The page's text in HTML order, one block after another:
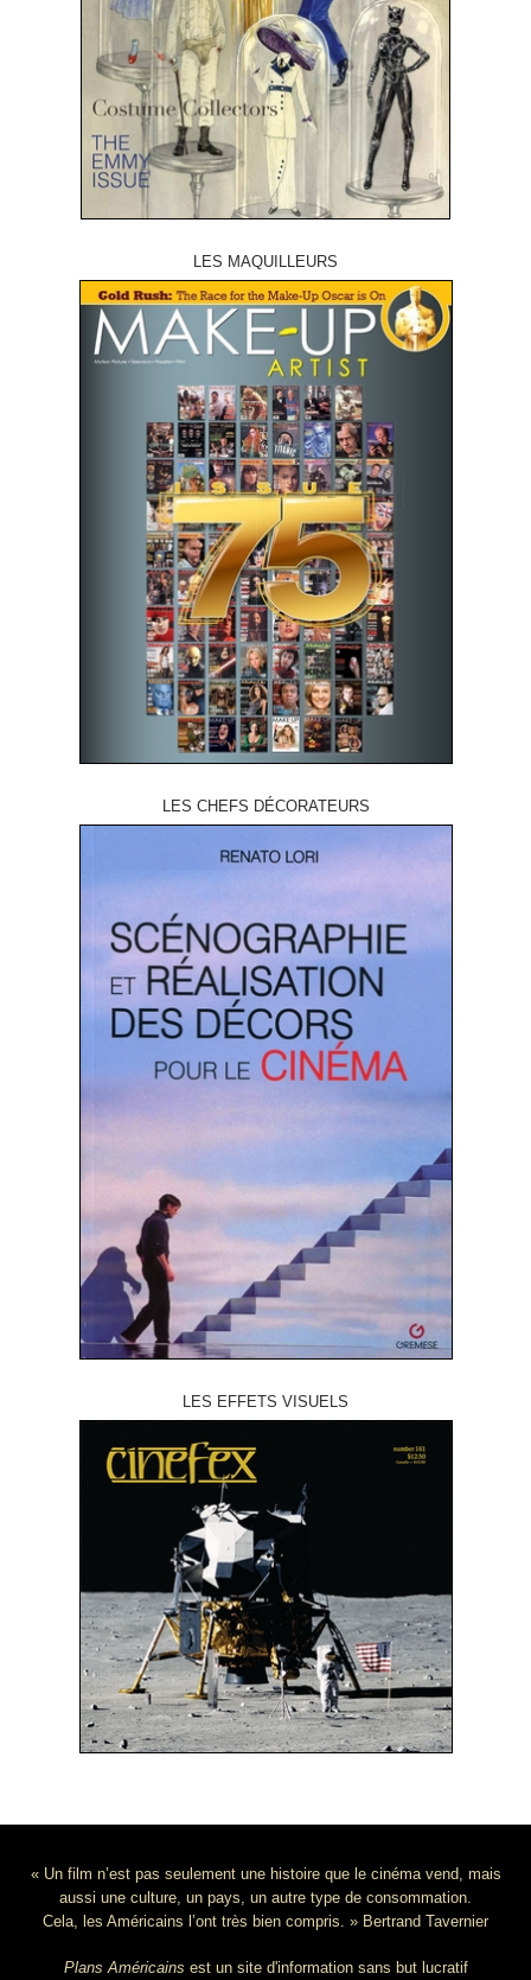
LES MAQUILLEURS
LES CHEFS DÉCORATEURS
LES EFFETS VISUELS
« Un film n’est pas seulement une histoire que le cinéma vend, mais
aussi une culture, un pays, un autre type de consommation.
Cela, les Américains l’ont très bien compris. » Bertrand Tavernier
Plans Américains est un site d'information sans but lucratif